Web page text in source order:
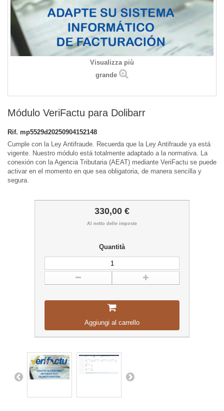
Visualizza più
grande
Módulo VeriFactu para Dolibarr
Rif. mp5529d20250904152148
Cumple con la Ley Antifraude. Recuerda que la Ley Antifraude ya está
vigente. Nuestro módulo está totalmente adaptado a la normativa. La
conexión con la Agencia Tributaria (AEAT) mediante VeriFactu se puede
activar en el momento en que sea obligatoria, de manera sencilla y
segura.
330,00 €
Al netto delle imposte
Quantità
Aggiungi al carrello